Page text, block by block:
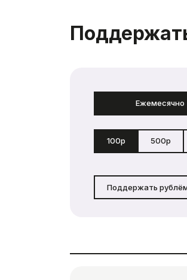
Ежемесячно
100р 500р
Поддержать